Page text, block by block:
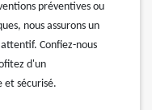
préventives ou
nous assurons un
Confiez-nous
d'un
et sécurisé.